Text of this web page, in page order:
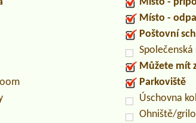
Místo -
Poštovní
Můžete mít
Parkoviště
Úschovna kol
Ohniště/